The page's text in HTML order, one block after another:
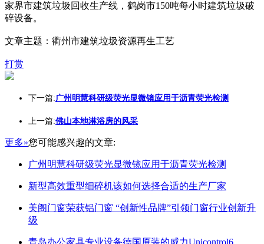
家界市建筑垃圾回收生产线，鹤岗市150吨每小时建筑垃圾破
碎设备。
文章主题：衢州市建筑垃圾资源再生工艺
打赏
下一篇:广州明慧科研级荧光显微镜应用于沥青荧光检测
上一篇:佛山本地淋浴房的风采
更多»您可能感兴趣的文章:
广州明慧科研级荧光显微镜应用于沥青荧光检测
新型高效重型细碎机该如何选择合适的生产厂家
美阁门窗荣获铝门窗 “创新性品牌”引领门窗行业创新升
级
青岛办公家具专业设备德国原装的威力Unicontrol6